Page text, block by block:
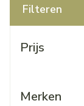
Filteren
Prijs
Merken